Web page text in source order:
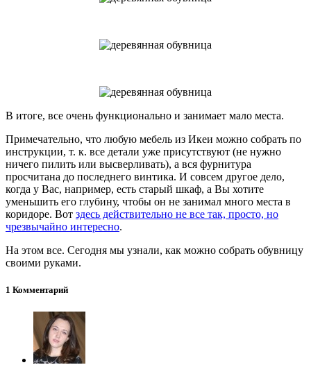
В итоге, все очень функционально и занимает мало места.
Примечательно, что любую мебель из Икеи можно собрать по
инструкции, т. к. все детали уже присутствуют (не нужно
ничего пилить или высверливать), а вся фурнитура
просчитана до последнего винтика. И совсем другое дело,
когда у Вас, например, есть старый шкаф, а Вы хотите
уменьшить его глубину, чтобы он не занимал много места в
коридоре. Вот здесь действительно не все так, просто, но
чрезвычайно интересно.
На этом все. Сегодня мы узнали, как можно собрать обувницу
своими руками.
1 Комментарий